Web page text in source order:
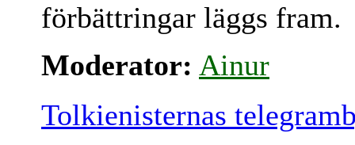
förbättringar läggs fram.
Moderator: Ainur
Tolkienisternas